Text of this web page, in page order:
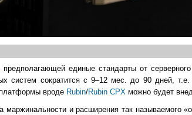
предполагающей единые стандарты от
систем сократится с 9–12 мес. до 90 дней,
вроде Rubin/Rubin CPX можно будет
маржинальности и расширения так называемого